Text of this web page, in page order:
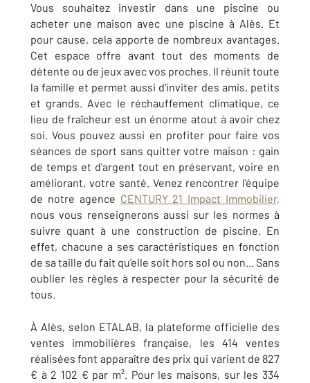
Vous souhaitez investir dans une piscine ou
acheter une maison avec une piscine à Alès. Et
pour cause, cela apporte de nombreux avantages.
Cet espace offre avant tout des moments de
détente ou de jeux avec vos proches. Il réunit toute
la famille et permet aussi d'inviter des amis, petits
et grands. Avec le réchauffement climatique, ce
lieu de fraîcheur est un énorme atout à avoir chez
soi. Vous pouvez aussi en profiter pour faire vos
séances de sport sans quitter votre maison : gain
de temps et d'argent tout en préservant, voire en
améliorant, votre santé. Venez rencontrer l'équipe
de notre agence CENTURY 21 Impact Immobilier,
nous vous renseignerons aussi sur les normes à
suivre quant à une construction de piscine. En
effet, chacune a ses caractéristiques en fonction
de sa taille du fait qu'elle soit hors sol ou non... Sans
oublier les règles à respecter pour la sécurité de
tous.
À Alès, selon ETALAB, la plateforme officielle des
ventes immobilières française, les 414 ventes
réalisées font apparaître des prix qui varient de 827
€ à 2 102 € par m². Pour les maisons, sur les 334